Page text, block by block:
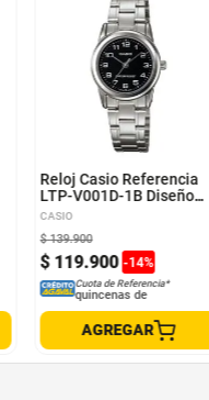
Reloj Casio Referencia
LTP-V001D-1B Diseño
Elegante
CASIO
$ 119.900 -14%
$ 139.900
Cuota de Referencia*
quincenas de
AGREGAR